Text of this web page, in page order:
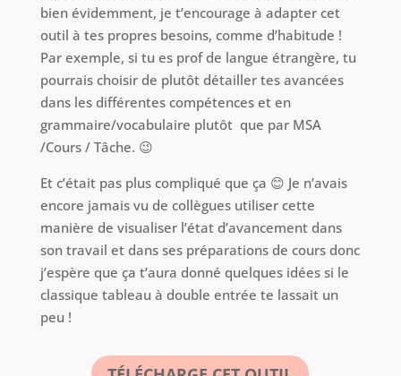
bien évidemment, je t’encourage à adapter cet
outil à tes propres besoins, comme d’habitude !
Par exemple, si tu es prof de langue étrangère, tu
pourrais choisir de plutôt détailler tes avancées
dans les différentes compétences et en
grammaire/vocabulaire plutôt que par MSA
/Cours / Tâche. 😉
Et c’était pas plus compliqué que ça 😊 Je n’avais
encore jamais vu de collègues utiliser cette
manière de visualiser l’état d’avancement dans
son travail et dans ses préparations de cours donc
j’espère que ça t’aura donné quelques idées si le
classique tableau à double entrée te lassait un
peu !